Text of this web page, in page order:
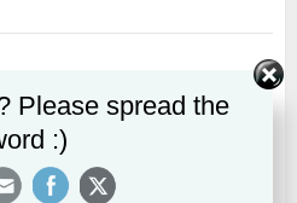
Please spread the
:)